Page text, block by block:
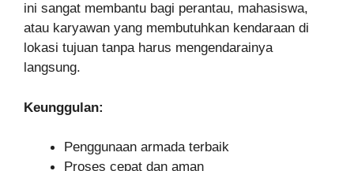
ini sangat membantu bagi perantau, mahasiswa,
atau karyawan yang membutuhkan kendaraan di
lokasi tujuan tanpa harus mengendarainya
langsung.
Keunggulan:
Penggunaan armada terbaik
Proses cepat dan aman